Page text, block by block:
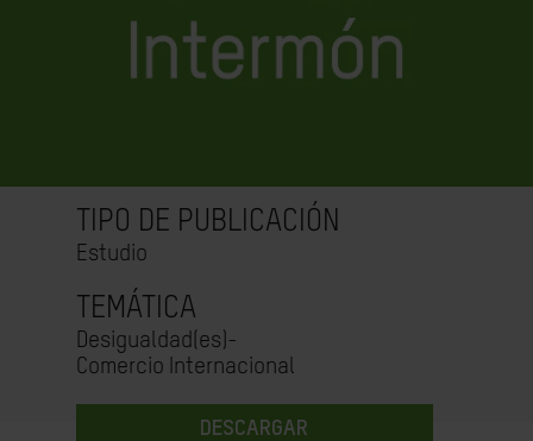
TIPO DE PUBLICACIÓN
Estudio
TEMÁTICA
Desigualdad(es)-
Comercio Internacional
DESCARGAR